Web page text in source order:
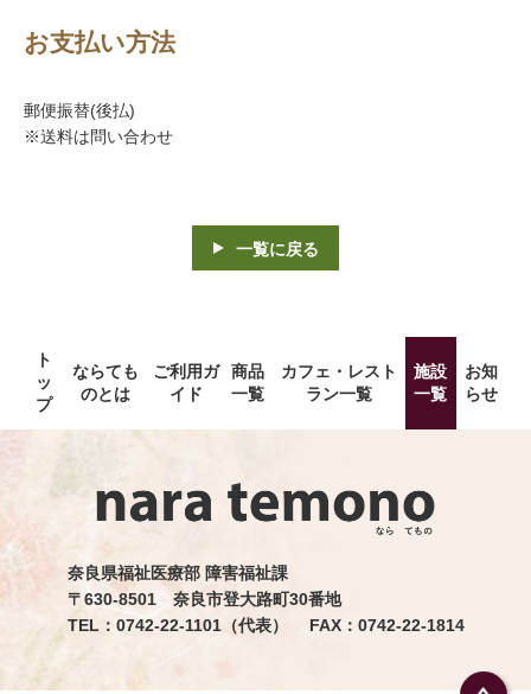
お支払い方法
郵便振替(後払)
※送料は問い合わせ
一覧に戻る
ト
ッ
プ
ならても
のとは
ご利用ガ
イド
商品
一覧
カフェ・レスト
ラン一覧
施設
一覧
お知
らせ
奈良県福祉医療部 障害福祉課
〒630-8501 奈良市登大路町30番地
TEL：0742-22-1101（代表） FAX：0742-22-1814